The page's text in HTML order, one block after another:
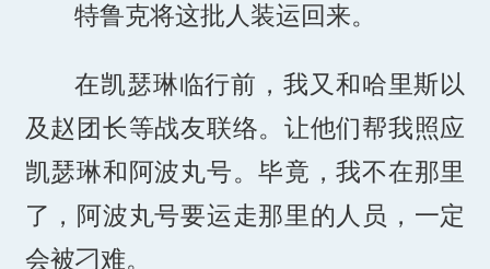
特鲁克将这批人装运回来。
在凯瑟琳临行前，我又和哈里斯以
及赵团长等战友联络。让他们帮我照应
凯瑟琳和阿波丸号。毕竟，我不在那里
了，阿波丸号要运走那里的人员，一定
会被刁难。